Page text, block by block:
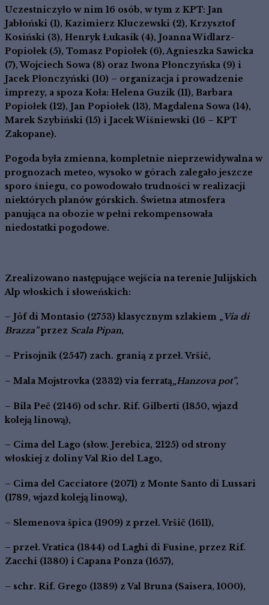
Uczestniczyło w nim 16 osób, w tym z KPT: Jan
Jabłoński (1), Kazimierz Kluczewski (2), Krzysztof
Kosiński (3), Henryk Łukasik (4), Joanna Widlarz-
Popiołek (5), Tomasz Popiołek (6), Agnieszka Sawicka
(7), Wojciech Sowa (8) oraz Iwona Płonczyńska (9) i
Jacek Płonczyński (10) – organizacja i prowadzenie
imprezy, a spoza Koła: Helena Guzik (11), Barbara
Popiołek (12), Jan Popiołek (13), Magdalena Sowa (14),
Marek Szybiński (15) i Jacek Wiśniewski (16 – KPT
Zakopane).
Pogoda była zmienna, kompletnie nieprzewidywalna w
prognozach meteo, wysoko w górach zalegało jeszcze
sporo śniegu, co powodowało trudności w realizacji
niektórych planów górskich. Świetna atmosfera
panująca na obozie w pełni rekompensowała
niedostatki pogodowe.
Zrealizowano następujące wejścia na terenie Julijskich
Alp włoskich i słoweńskich:
– Jôf di Montasio (2753) klasycznym szlakiem „Via di
Brazza”przez Scala Pipan,
– Prisojnik (2547) zach. granią z przeł. Vršič,
– Mala Mojstrovka (2332) via ferratą„Hanzova pot”,
– Bila Peč (2146) od schr. Rif. Gilberti (1850, wjazd
koleją linową),
– Cima del Lago (słow. Jerebica, 2125) od strony
włoskiej z doliny Val Rio del Lago,
– Cima del Cacciatore (2071) z Monte Santo di Lussari
(1789, wjazd koleją linową),
– Slemenova špica (1909) z przeł. Vršič (1611),
– przeł.Vratica (1844) od Laghi di Fusine, przez Rif.
Zacchi (1380) i Capana Ponza (1657),
– schr. Rif. Grego (1389) z Val Bruna (Saisera, 1000),